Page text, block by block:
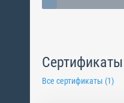
Сертификаты
Все сертификаты (1)